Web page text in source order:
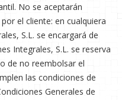
No se aceptarán
el cliente: en cualquiera
S.L. se encargará de
Integrales, S.L. se reserva
de no reembolsar el
las condiciones de
Generales de